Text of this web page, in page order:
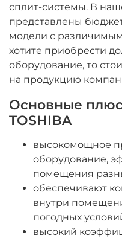
сплит-системы. В
представлены
модели с
хотите приобрести
оборудование, то
на продукцию
Основные
TOSHIBA
высокомощное
оборудование,
помещения
обеспечивают
внутри
погодных
высокий